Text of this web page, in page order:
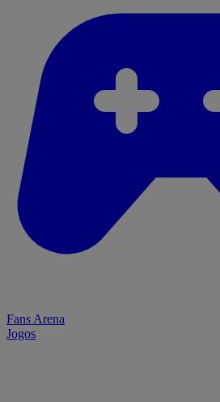
Fans Arena
Jogos